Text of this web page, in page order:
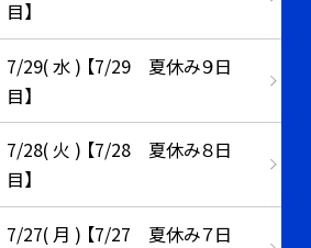
目】
7/29( 水 ) 【7/29 夏休み９日
目】
7/28( 火 ) 【7/28 夏休み８日
目】
7/27( 月 ) 【7/27 夏休み７日